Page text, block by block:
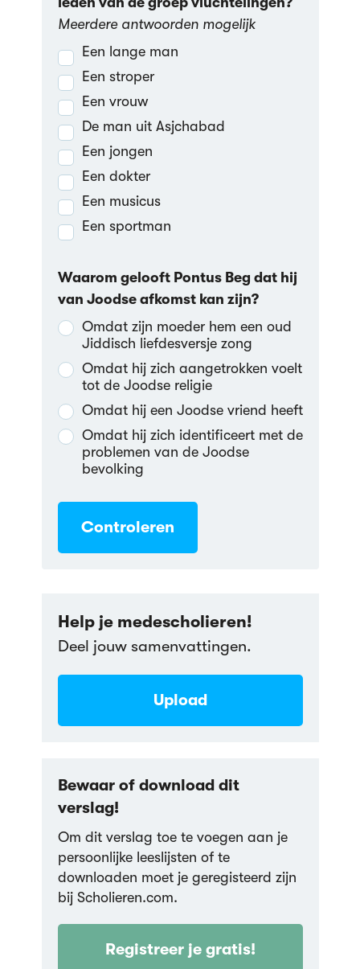
Meerdere antwoorden mogelijk
Een lange man
Een stroper
Een vrouw
De man uit Asjchabad
Een jongen
Een dokter
Een musicus
Een sportman
Waarom gelooft Pontus Beg dat hij
van Joodse afkomst kan zijn?
Omdat zijn moeder hem een oud
Jiddisch liefdesversje zong
Omdat hij zich aangetrokken voelt
tot de Joodse religie
Omdat hij een Joodse vriend heeft
Omdat hij zich identificeert met de
problemen van de Joodse
bevolking
Controleren
Help je medescholieren!
Deel jouw samenvattingen.
Upload
Bewaar of download dit
verslag!
Om dit verslag toe te voegen aan je
persoonlijke leeslijsten of te
downloaden moet je geregisteerd zijn
bij Scholieren.com.
Registreer je gratis!